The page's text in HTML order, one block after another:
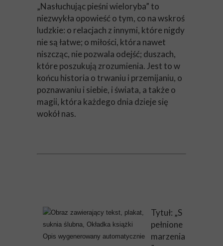
„Nasłuchując pieśni wieloryba” to
niezwykła opowieść o tym, co na wskroś
ludzkie: o relacjach z innymi, które nigdy
nie są łatwe; o miłości, która nawet
niszcząc, nie pozwala odejść; duszach,
które poszukują zrozumienia. Jest to w
końcu historia o trwaniu i przemijaniu, o
poznawaniu i siebie, i świata, a także o
magii, która każdego dnia dzieje się
wokół nas.
Tytuł: „S
pełnione
marzenia